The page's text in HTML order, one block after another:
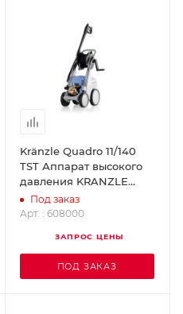
Kränzle Quadro 11/140
TST Аппарат высокого
давления KRANZLE
608000
Под заказ
Арт. : 608000
ЗАПРОС ЦЕНЫ
ПОД ЗАКАЗ